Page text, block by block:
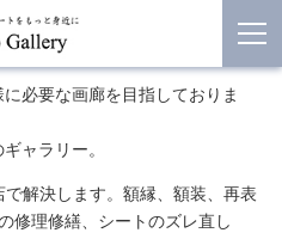
必要な画廊を目指しておりま
ャラリー。
解決します。額縁、額装、再表
修理修繕、シートのズレ直し